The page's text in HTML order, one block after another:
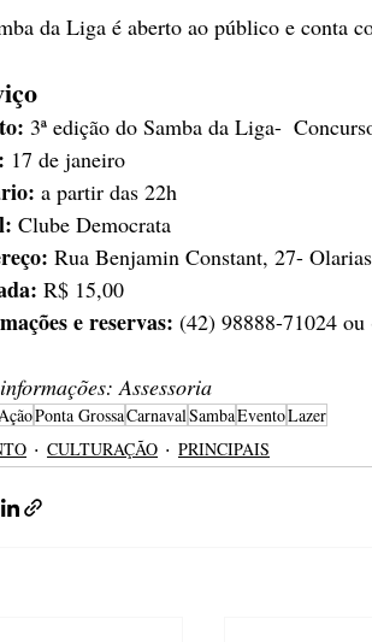
da Liga é aberto ao público e conta
3ª edição do Samba da Liga-
17 de janeiro
a partir das 22h
Clube Democrata
Rua Benjamin Constant, 27-
R$ 15,00
e reservas: (42) 98888-71024
Assessoria
Ponta GrossaCarnavalSambaEventoLazer
CULTURAÇÃO PRINCIPAIS